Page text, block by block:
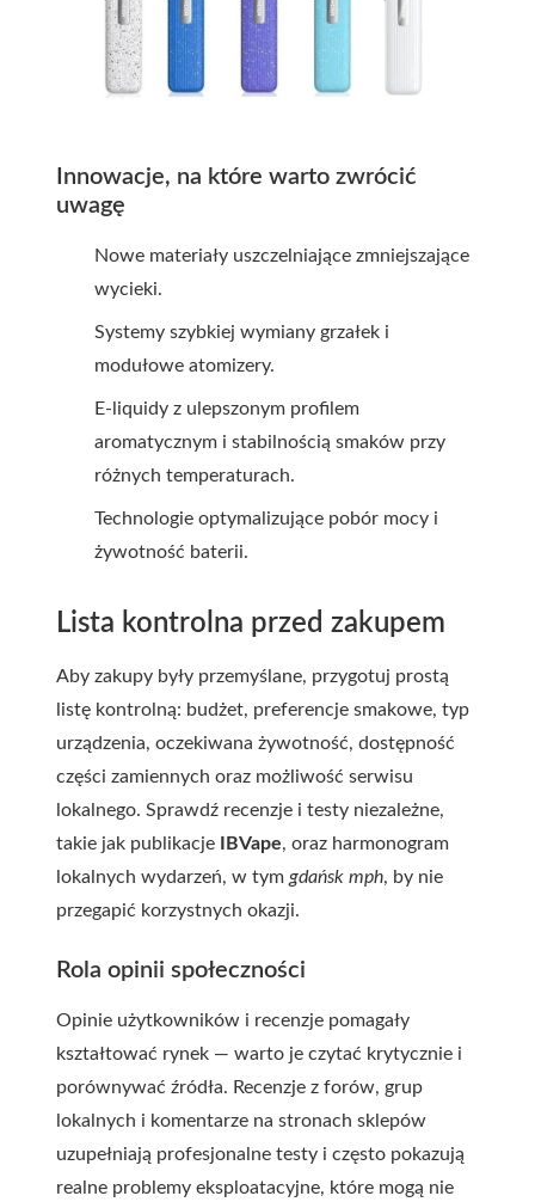
Innowacje, na które warto zwrócić
uwagę
Nowe materiały uszczelniające zmniejszające
wycieki.
Systemy szybkiej wymiany grzałek i
modułowe atomizery.
E-liquidy z ulepszonym profilem
aromatycznym i stabilnością smaków przy
różnych temperaturach.
Technologie optymalizujące pobór mocy i
żywotność baterii.
Lista kontrolna przed zakupem
Aby zakupy były przemyślane, przygotuj prostą
listę kontrolną: budżet, preferencje smakowe, typ
urządzenia, oczekiwana żywotność, dostępność
części zamiennych oraz możliwość serwisu
lokalnego. Sprawdź recenzje i testy niezależne,
takie jak publikacje
IBVape, oraz harmonogram
lokalnych wydarzeń, w tym gdańsk mph, by nie
przegapić korzystnych okazji.
Rola opinii społeczności
Opinie użytkowników i recenzje pomagały
kształtować rynek — warto je czytać krytycznie i
porównywać źródła. Recenzje z forów, grup
lokalnych i komentarze na stronach sklepów
uzupełniają profesjonalne testy i często pokazują
realne problemy eksploatacyjne, które mogą nie